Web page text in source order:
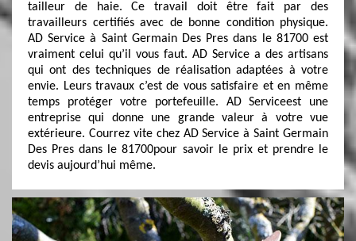
tailleur de haie. Ce travail doit être fait par des
travailleurs certifiés avec de bonne condition physique.
AD Service à Saint Germain Des Pres dans le 81700 est
vraiment celui qu’il vous faut. AD Service a des artisans
qui ont des techniques de réalisation adaptées à votre
envie. Leurs travaux c’est de vous satisfaire et en même
temps protéger votre portefeuille. AD Serviceest une
entreprise qui donne une grande valeur à votre vue
extérieure. Courrez vite chez AD Service à Saint Germain
Des Pres dans le 81700pour savoir le prix et prendre le
devis aujourd’hui même.